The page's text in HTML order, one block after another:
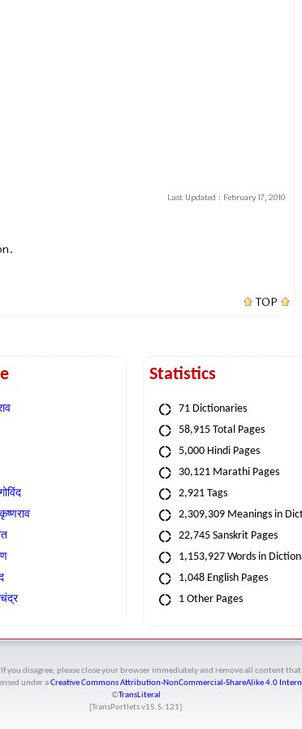
Last Updated : February 17, 2010
TOP
Statistics
71 Dictionaries
58,915 Total Pages
5,000 Hindi Pages
30,121 Marathi Pages
2,921 Tags
2,309,309 Meanings in
22,745 Sanskrit Pages
1,153,927 Words in
1,048 English Pages
1 Other Pages
you disagree, please close your browser immediately and remove all content
under aCreative Commons Attribution-NonCommercial-ShareAlike 4.0
©TransLiteral
[TransPortlets v15.5.121